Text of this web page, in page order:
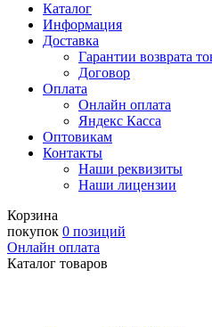
Каталог
Информация
Доставка
Гарантии возврата
Договор
Оплата
Онлайн оплата
Яндекс Касса
Оптовикам
Контакты
Наши реквизиты
Наши лицензии
Корзина
покупок 0 позиций
Онлайн оплата
Каталог товаров